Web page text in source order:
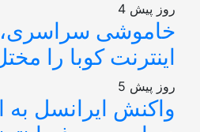
4 روز پیش
خاموشی سراسری،
اینترنت کوبا را
5 روز پیش
واکنش ایرانسل به